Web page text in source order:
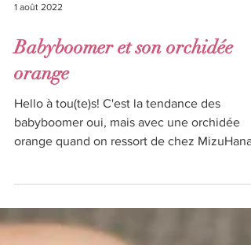
Babyboomer et son orchidée
orange
Hello à tou(te)s! C'est la tendance des
babyboomer oui, mais avec une orchidée
Nail Art pour...